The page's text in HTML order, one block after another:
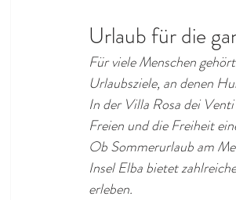
Urlaub für die
Für viele Menschen
Urlaubsziele, an denen
In der Villa Rosa dei
Freien und die Freiheit
Ob Sommerurlaub am
Insel Elba bietet
erleben.